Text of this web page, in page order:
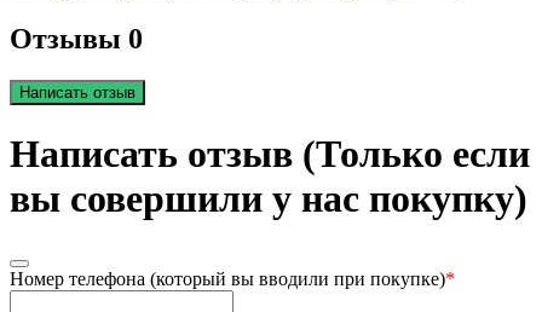
Отзывы 0
Написать отзыв
Написать отзыв (Только если
вы совершили у нас покупку)
Номер телефона (который вы вводили при покупке)*